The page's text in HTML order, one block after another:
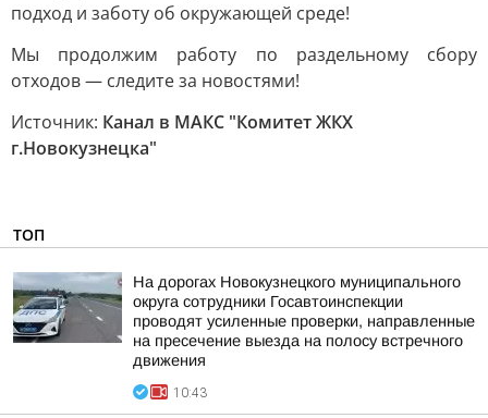
подход и заботу об окружающей среде!
Мы продолжим работу по раздельному сбору
отходов — следите за новостями!
Источник: Канал в МАКС "Комитет ЖКХ
г.Новокузнецка"
ТОП
На дорогах Новокузнецкого муниципального
округа сотрудники Госавтоинспекции
проводят усиленные проверки, направленные
на пресечение выезда на полосу встречного
движения
10:43